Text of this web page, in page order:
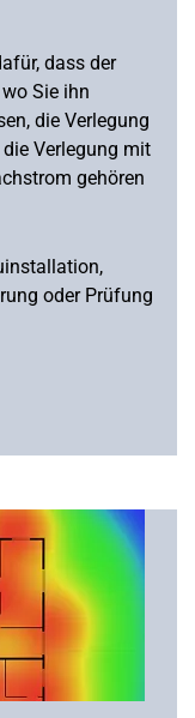
dass der
Sie ihn
die Verlegung
Verlegung mit
gehören
oder Prüfung